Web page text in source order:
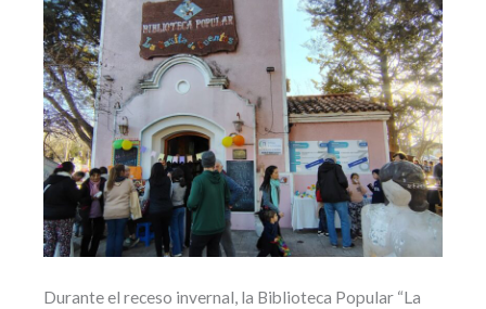
Durante el receso invernal, la Biblioteca Popular “La